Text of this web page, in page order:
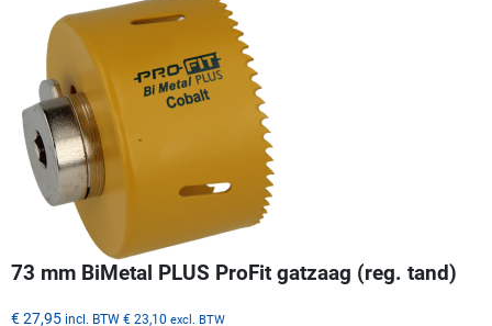
73 mm BiMetal PLUS ProFit gatzaag (reg. tand)
€ 27,95 incl. BTW € 23,10 excl. BTW